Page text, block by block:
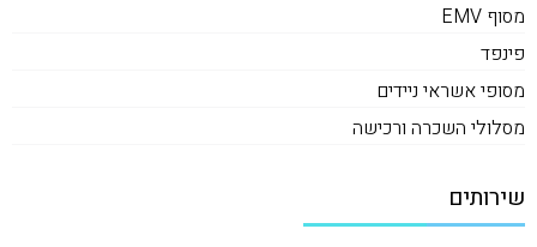
מסוף EMV
פינפד
מסופי אשראי ניידים
מסלולי השכרה ורכישה
שירותים